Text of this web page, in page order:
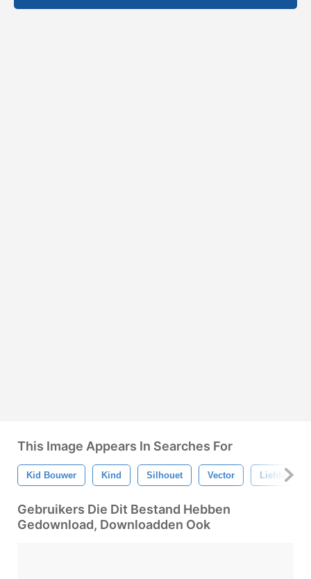
This Image Appears In Searches For
Kid Bouwer Kind Silhouet Vector Liefde
Gebruikers Die Dit Bestand Hebben
Gedownload, Downloadden Ook